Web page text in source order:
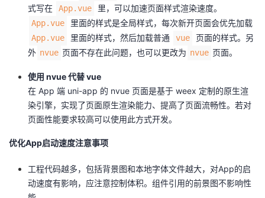
式写在
App.vue 里，可以加速页面样式渲染速度。
App.vue 里面的样式是全局样式，每次新开页面会优先加载
App.vue 里面的样式，然后加载普通 vue
页面的样式。另
外 nvue 页面不存在此问题，也可以更改为 nvue 页面。
使用 nvue 代替 vue
在 App 端 uni-app 的 nvue 页面是基于 weex 定制的原生渲
染引擎，实现了页面原生渲染能力、提高了页面流畅性。若对
页面性能要求较高可以使用此方式开发。
优化App启动速度注意事项
工程代码越多，包括背景图和本地字体文件越大，对App的启
动速度有影响，应注意控制体积。组件引用的前景图不影响性